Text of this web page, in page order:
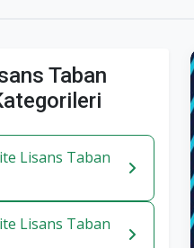
Taban
Lisans Taban
Lisans Taban